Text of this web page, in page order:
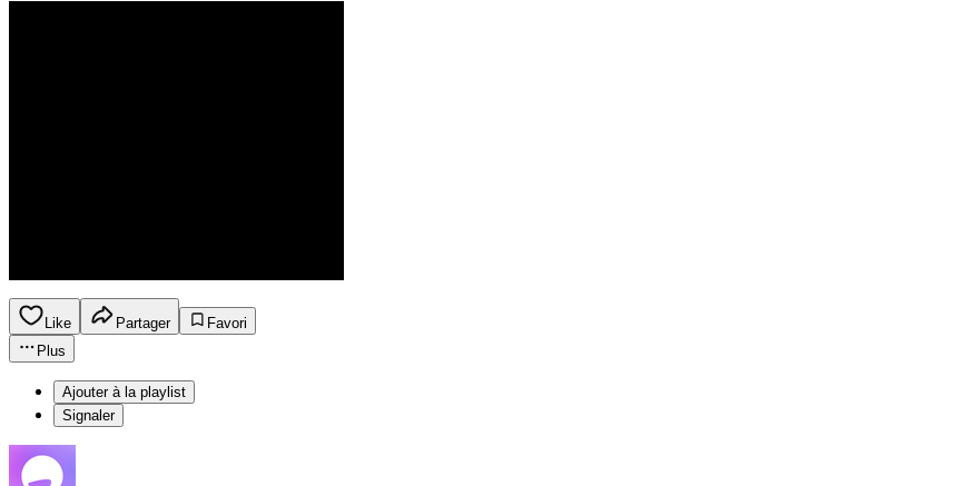
Like Partager
Favori
Plus
Ajouter à la playlist
Signaler